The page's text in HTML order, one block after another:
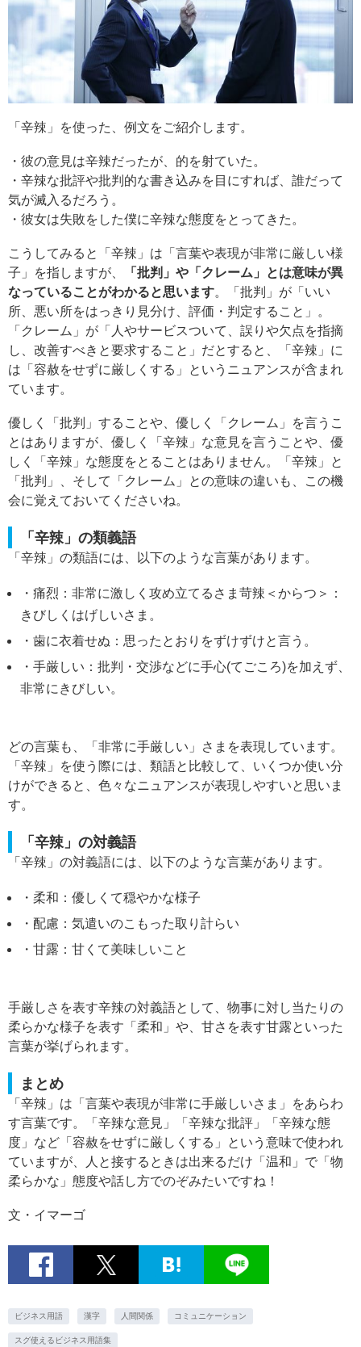
「辛辣」を使った、例文をご紹介します。
・彼の意見は辛辣だったが、的を射ていた。
・辛辣な批評や批判的な書き込みを目にすれば、誰だって
気が滅入るだろう。
・彼女は失敗をした僕に辛辣な態度をとってきた。
こうしてみると「辛辣」は「言葉や表現が非常に厳しい様
子」を指しますが、
「批判」や「クレーム」とは意味が異
なっていることがわかると思います。「批判」が「いい
所、悪い所をはっきり見分け、評価・判定すること」。
「クレーム」が「人やサービスついて、誤りや欠点を指摘
し、改善すべきと要求すること」だとすると、「辛辣」に
は「容赦をせずに厳しくする」というニュアンスが含まれ
ています。
優しく「批判」することや、優しく「クレーム」を言うこ
とはありますが、優しく「辛辣」な意見を言うことや、優
しく「辛辣」な態度をとることはありません。「辛辣」と
「批判」、そして「クレーム」との意味の違いも、この機
会に覚えておいてくださいね。
「辛辣」の類義語
「辛辣」の類語には、以下のような言葉があります。
・痛烈：非常に激しく攻め立てるさま苛辣＜からつ＞：
きびしくはげしいさま。
・歯に衣着せぬ：思ったとおりをずけずけと言う。
・手厳しい：批判・交渉などに手心(てごころ)を加えず、
非常にきびしい。
どの言葉も、「非常に手厳しい」さまを表現しています。
「辛辣」を使う際には、類語と比較して、いくつか使い分
けができると、色々なニュアンスが表現しやすいと思いま
す。
「辛辣」の対義語
「辛辣」の対義語には、以下のような言葉があります。
・柔和：優しくて穏やかな様子
・配慮：気遣いのこもった取り計らい
・甘露：甘くて美味しいこと
手厳しさを表す辛辣の対義語として、物事に対し当たりの
柔らかな様子を表す「柔和」や、甘さを表す甘露といった
言葉が挙げられます。
まとめ
「辛辣」は「言葉や表現が非常に手厳しいさま」をあらわ
す言葉です。「辛辣な意見」「辛辣な批評」「辛辣な態
度」など「容赦をせずに厳しくする」という意味で使われ
ていますが、人と接するときは出来るだけ「温和」で「物
柔らかな」態度や話し方でのぞみたいですね！
文・イマーゴ
ビジネス用語 漢字 人間関係 コミュニケーション
スグ使えるビジネス用語集